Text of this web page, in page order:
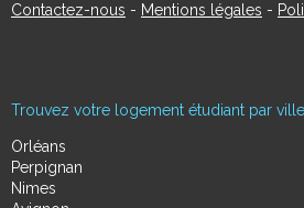
Contactez-nous - Mentions légales -
Trouvez votre logement étudiant par ville
Orléans
Perpignan
Nimes